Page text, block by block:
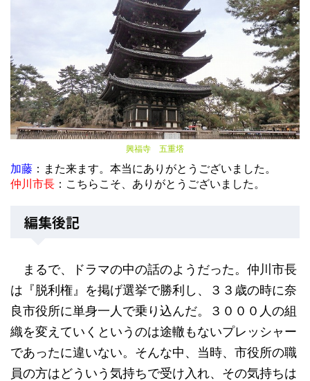
興福寺 五重塔
加藤 ：また来ます。本当にありがとうございました。
仲川市長 ：こちらこそ、ありがとうございました。
編集後記
まるで、ドラマの中の話のようだった。仲川市長
は『脱利権』を掲げ選挙で勝利し、３３歳の時に奈
良市役所に単身一人で乗り込んだ。３０００人の組
織を変えていくというのは途轍もないプレッシャー
であったに違いない。そんな中、当時、市役所の職
員の方はどういう気持ちで受け入れ、その気持ちは